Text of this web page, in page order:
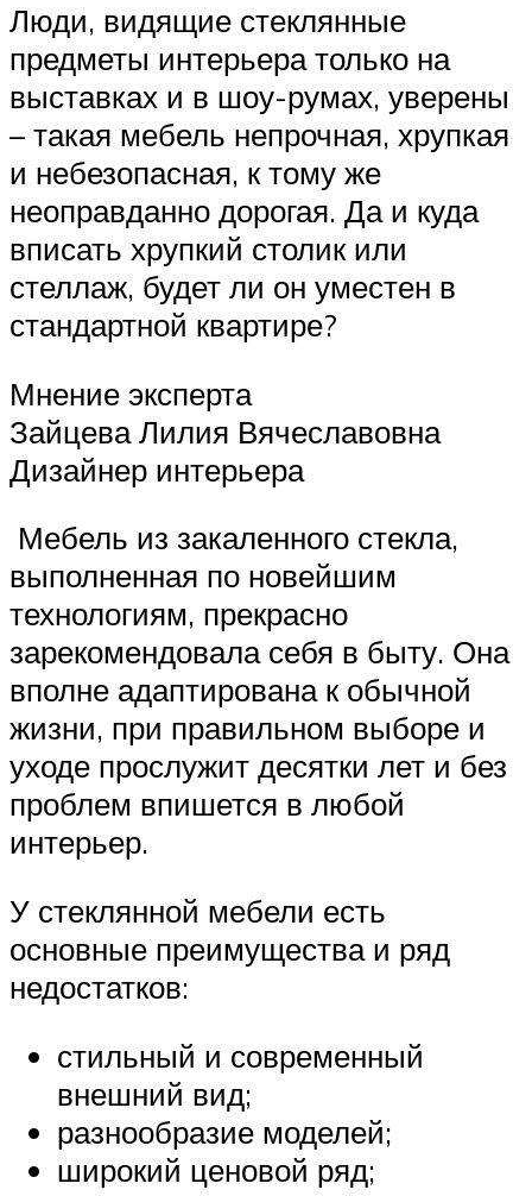
Люди, видящие стеклянные
предметы интерьера только на
выставках и в шоу-румах, уверены
– такая мебель непрочная, хрупкая
и небезопасная, к тому же
неоправданно дорогая. Да и куда
вписать хрупкий столик или
стеллаж, будет ли он уместен в
стандартной квартире?
Мнение эксперта
Зайцева Лилия Вячеславовна
Дизайнер интерьера
Мебель из закаленного стекла,
выполненная по новейшим
технологиям, прекрасно
зарекомендовала себя в быту. Она
вполне адаптирована к обычной
жизни, при правильном выборе и
уходе прослужит десятки лет и без
проблем впишется в любой
интерьер.
У стеклянной мебели есть
основные преимущества и ряд
недостатков:
стильный и современный
внешний вид;
разнообразие моделей;
широкий ценовой ряд;